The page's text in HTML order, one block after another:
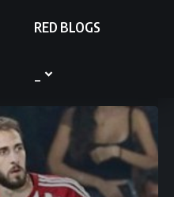
RED BLOGS